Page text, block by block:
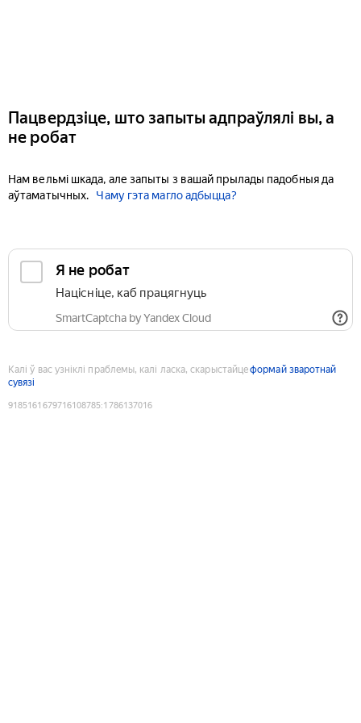
Пацвердзіце, што запыты адпраўлялі вы, а
не робат
Нам вельмі шкада, але запыты з вашай прылады падобныя да
аўтаматычных.
Чаму гэта магло адбыцца?
Я не робат
Націсніце, каб працягнуць
SmartCaptcha by Yandex Cloud
Калі ў вас узніклі праблемы, калі ласка, скарыстайцеформай зваротнай
сувязі
9185161679716108785:1786137016